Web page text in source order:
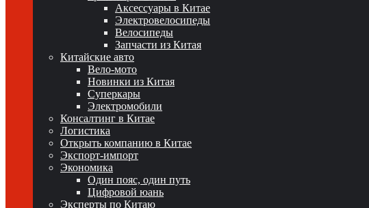
Аксессуары в Китае
Электровелосипеды
Велосипеды
Запчасти из Китая
Китайские авто
Вело-мото
Новинки из Китая
Суперкары
Электромобили
Консалтинг в Китае
Логистика
Открыть компанию в Китае
Экспорт-импорт
Экономика
Один пояс, один путь
Цифровой юань
Эксперты по Китаю